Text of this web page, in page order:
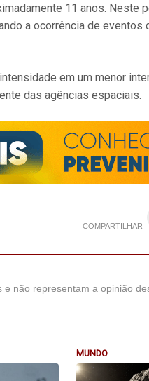
11 anos. Neste
a ocorrência de eventos
em um menor
das agências espaciais.
COMPARTILHAR
não representam a opinião
MUNDO